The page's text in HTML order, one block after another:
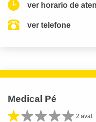
ver horario de
ver telefone
Medical Pé
2 aval.